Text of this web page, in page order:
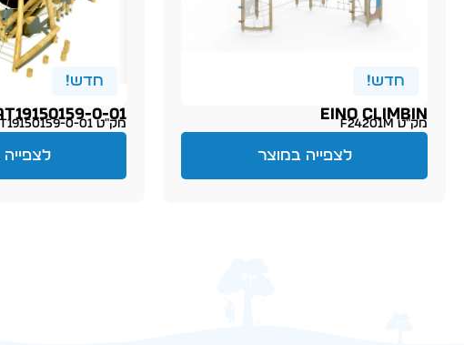
חדש!
EINO CLIMBIN
מק״ט F24201M
לצפייה במוצר
חדש!
0-01
מק״ט AT19150159-0-01